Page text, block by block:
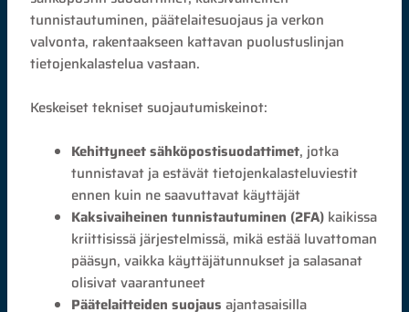
tunnistautuminen, päätelaitesuojaus ja verkon
valvonta, rakentaakseen kattavan puolustuslinjan
tietojenkalastelua vastaan.
Keskeiset tekniset suojautumiskeinot:
Kehittyneet sähköpostisuodattimet, jotka
tunnistavat ja estävät tietojenkalasteluviestit
ennen kuin ne saavuttavat käyttäjät
Kaksivaiheinen tunnistautuminen (2FA) kaikissa
kriittisissä järjestelmissä, mikä estää luvattoman
pääsyn, vaikka käyttäjätunnukset ja salasanat
olisivat vaarantuneet
Päätelaitteiden suojaus ajantasaisilla